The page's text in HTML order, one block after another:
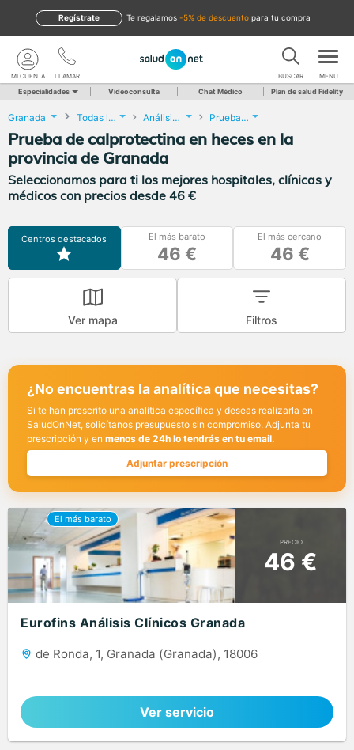
te regalamos -5% de descuento para tu compra
Regístrate
LLAMAR
MI CUENTA BUSCAR MENU
Especialidades Videoconsulta Chat Médico Plan de salud Fidelity
Granada Todas las localidades Análisis Clínicos Prueba de calprotectina en heces
Prueba de calprotectina en heces en la
provincia de Granada
Seleccionamos para ti los mejores hospitales, clínicas y
médicos con precios desde 46 €
Centros destacados El más barato
46 €
El más cercano
46 €
Ver mapa Filtros
¿No encuentras la analítica que necesitas?
Si te han prescrito una analítica específica y deseas realizarla en
SaludOnNet, solicítanos presupuesto sin compromiso. Adjunta tu
prescripción y en menos de 24h lo tendrás en tu email.
Adjuntar prescripción
PRECIO
46 €
Eurofins Análisis Clínicos Granada
de Ronda, 1, Granada (Granada), 18006
Ver servicio